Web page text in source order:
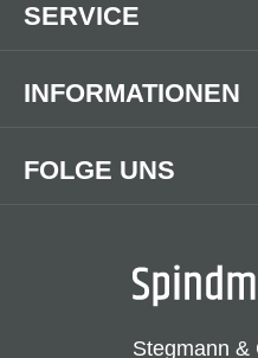
Stegmann &
FOLGE UNS
SERVICE
INFORMATIONEN